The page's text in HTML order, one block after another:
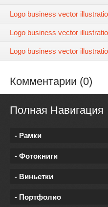
Logo business vector
Logo business vector
Logo business vector
Комментарии (0)
Полная Навигация
- Рамки
- Фотокниги
- Виньетки
- Портфолио